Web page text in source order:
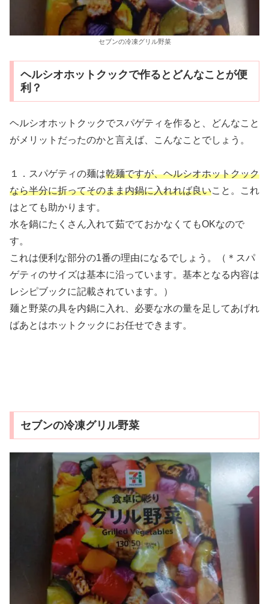
セブンの冷凍グリル野菜
ヘルシオホットクックで作るとどんなことが便
利？
ヘルシオホットクックでスパゲティを作ると、どんなこと
がメリットだったのかと言えば、こんなことでしょう。
１．スパゲティの麺は乾麺ですが、ヘルシオホットクック
なら半分に折ってそのまま内鍋に入れれば良いこと。これ
はとても助かります。
水を鍋にたくさん入れて茹でておかなくてもOKなので
す。
これは便利な部分の1番の理由になるでしょう。（＊スパ
ゲティのサイズは基本に沿っています。基本となる内容は
レシピブックに記載されています。）
麺と野菜の具を内鍋に入れ、必要な水の量を足してあげれ
ばあとはホットクックにお任せできます。
セブンの冷凍グリル野菜